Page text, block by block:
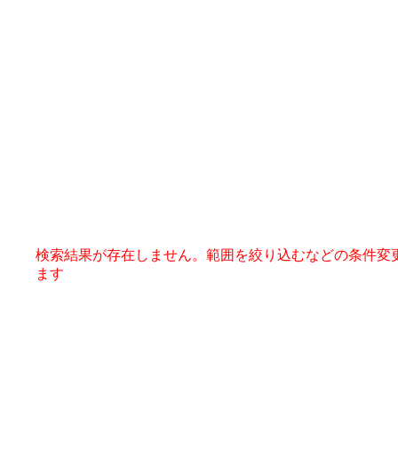
検索結果が存在しません。範囲を絞り込むなどの条件変
ます